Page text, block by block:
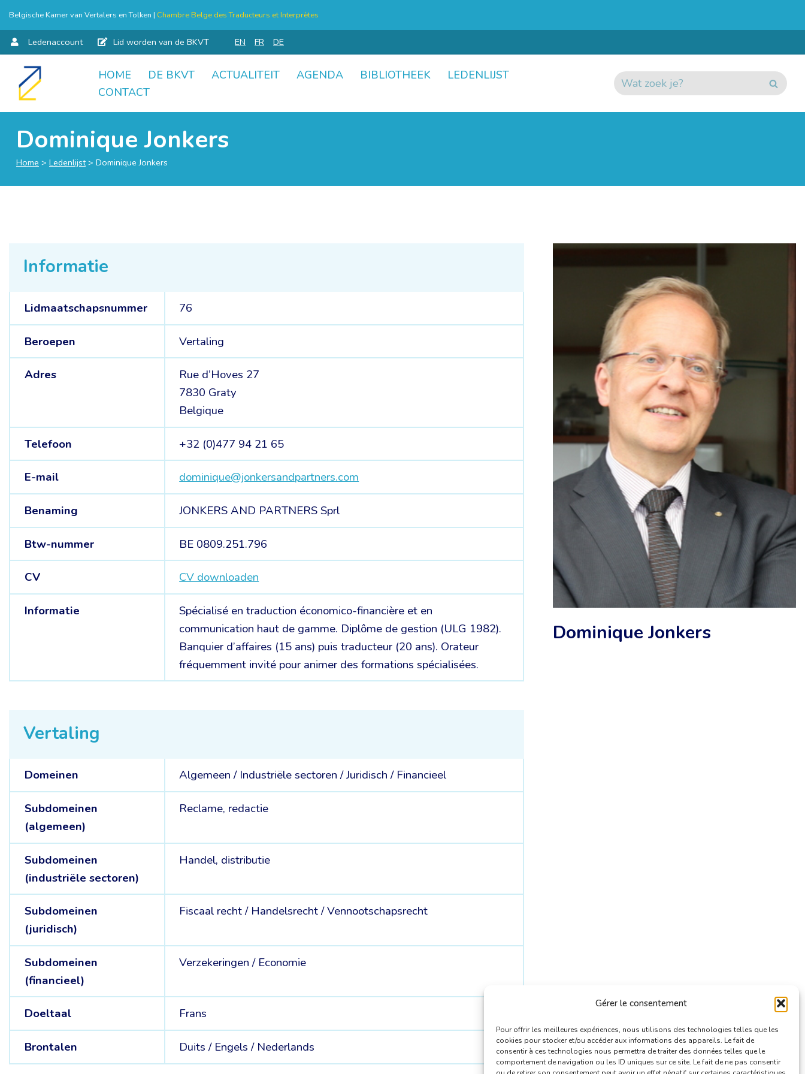
Gérer le consentement
Pour offrir les meilleures expériences, nous utilisons des technologies telles que les
cookies pour stocker et/ou accéder aux informations des appareils. Le fait de
consentir à ces technologies nous permettra de traiter des données telles que le
comportement de navigation ou les ID uniques sur ce site. Le fait de ne pas consentir
Belgische Kamer van Vertalers en Tolken | Chambre Belge des Traducteurs et Interprètes
Ledenaccount Lid worden van de BKVT EN FR DE
Skip
HOME DE BKVT ACTUALITEIT AGENDA BIBLIOTHEEK
LEDENLIJST
CONTACT
Dominique Jonkers
Home > Ledenlijst> Dominique Jonkers
Informatie
Lidmaatschapsnummer 76
Beroepen Vertaling
Adres
Rue d’Hoves 27
7830 Graty
Belgique
Telefoon +32 (0)477 94 21 65
E-mail dominique@jonkersandpartners.com
Benaming JONKERS AND PARTNERS Sprl
Btw-nummer BE 0809.251.796
CV CV downloaden
Informatie
Spécialisé en traduction économico-financière et en
communication haut de gamme. Diplôme de gestion (ULG 1982).
Banquier d’affaires (15 ans) puis traducteur (20 ans). Orateur
fréquemment invité pour animer des formations spécialisées.
Vertaling
Domeinen Algemeen / Industriële sectoren /Juridisch / Financieel
Subdomeinen
(algemeen)
Reclame, redactie
Subdomeinen
(industriële sectoren)
Handel, distributie
Subdomeinen
(juridisch)
Fiscaal recht / Handelsrecht /Vennootschapsrecht
Subdomeinen
(financieel)
Verzekeringen / Economie
Doeltaal Frans
Brontalen Duits / Engels / Nederlands
Dominique Jonkers